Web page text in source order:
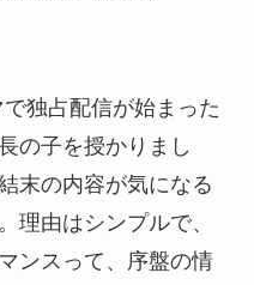
独占配信が始まった
の子を授かりまし
末の内容が気になる
理由はシンプルで、
ンスって、序盤の情